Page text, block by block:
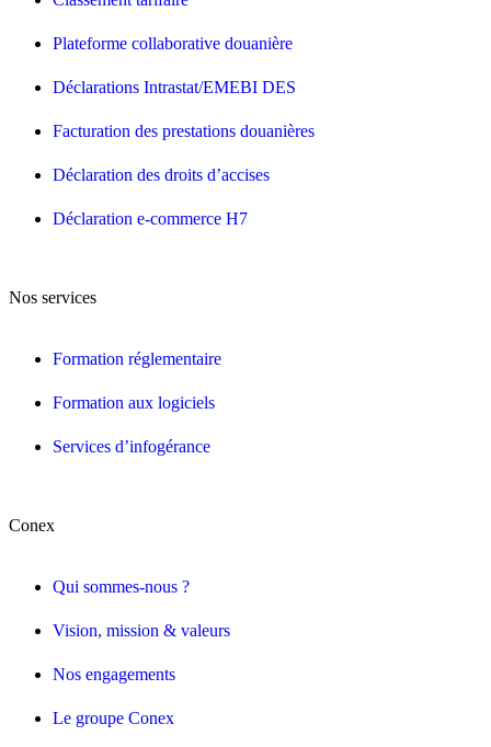
Plateforme collaborative douanière
Déclarations Intrastat/EMEBI DES
Facturation des prestations douanières
Déclaration des droits d’accises
Déclaration e-commerce H7
Nos services
Formation réglementaire
Formation aux logiciels
Services d’infogérance
Conex
Qui sommes-nous ?
Vision, mission & valeurs
Nos engagements
Le groupe Conex